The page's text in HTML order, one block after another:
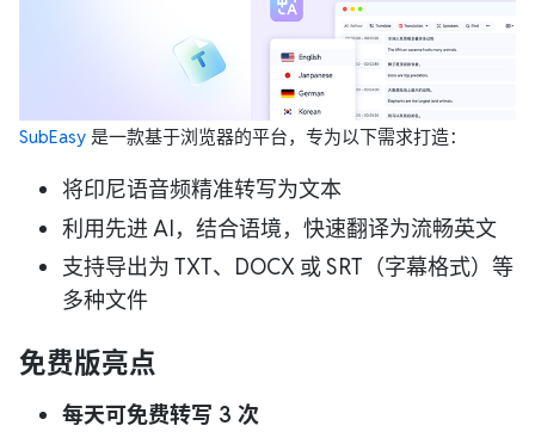
SubEasy 是一款基于浏览器的平台，专为以下需求打造：
将印尼语音频精准转写为文本
利用先进 AI，结合语境，快速翻译为流畅英文
支持导出为 TXT、DOCX 或 SRT（字幕格式）等
多种文件
免费版亮点
每天可免费转写 3 次